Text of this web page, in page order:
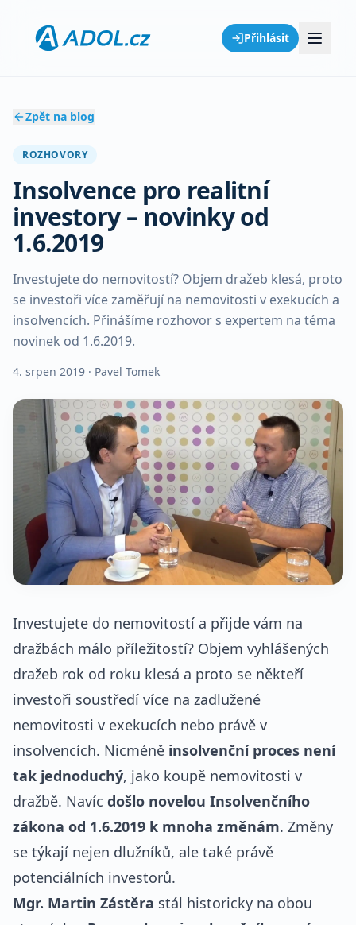
Přihlásit
Zpět na blog
ROZHOVORY
Insolvence pro realitní
investory – novinky od
1.6.2019
Investujete do nemovitostí? Objem dražeb klesá, proto
se investoři více zaměřují na nemovitosti v exekucích a
insolvencích. Přinášíme rozhovor s expertem na téma
novinek od 1.6.2019.
4. srpen 2019 · Pavel Tomek
Investujete do nemovitostí a přijde vám na
dražbách málo příležitostí? Objem vyhlášených
dražeb rok od roku klesá a proto se někteří
investoři soustředí více na zadlužené
nemovitosti v exekucích nebo právě v
insolvencích. Nicméně insolvenční proces není
tak jednoduchý, jako koupě nemovitosti v
dražbě. Navíc došlo novelou Insolvenčního
zákona od 1.6.2019 k mnoha změnám. Změny
se týkají nejen dlužníků, ale také právě
potenciálních investorů.
Mgr. Martin Zástěra stál historicky na obou